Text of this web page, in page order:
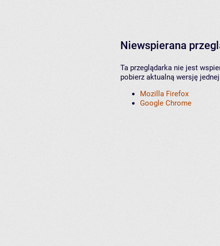
Niewspierana
Ta przeglądarka nie jest
pobierz aktualną wersję
Mozilla Firefox
Google Chrome